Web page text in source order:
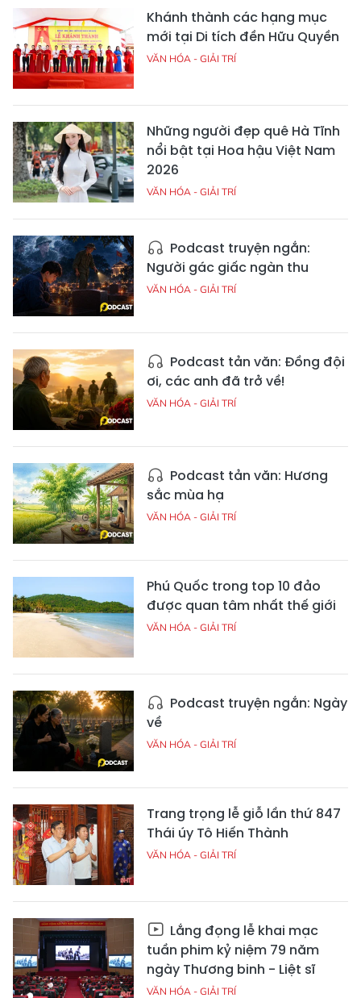
Khánh thành các hạng mục
mới tại Di tích đền Hữu Quyền
VĂN HÓA - GIẢI TRÍ
Những người đẹp quê Hà Tĩnh
nổi bật tại Hoa hậu Việt Nam
2026
VĂN HÓA - GIẢI TRÍ
Podcast truyện ngắn:
Người gác giấc ngàn thu
VĂN HÓA - GIẢI TRÍ
Podcast tản văn: Đồng đội
ơi, các anh đã trở về!
VĂN HÓA - GIẢI TRÍ
Podcast tản văn: Hương
sắc mùa hạ
VĂN HÓA - GIẢI TRÍ
Phú Quốc trong top 10 đảo
được quan tâm nhất thế giới
VĂN HÓA - GIẢI TRÍ
Podcast truyện ngắn: Ngày
về
VĂN HÓA - GIẢI TRÍ
Trang trọng lễ giỗ lần thứ 847
Thái úy Tô Hiến Thành
VĂN HÓA - GIẢI TRÍ
Lắng đọng lễ khai mạc
tuần phim kỷ niệm 79 năm
ngày Thương binh - Liệt sĩ
VĂN HÓA - GIẢI TRÍ